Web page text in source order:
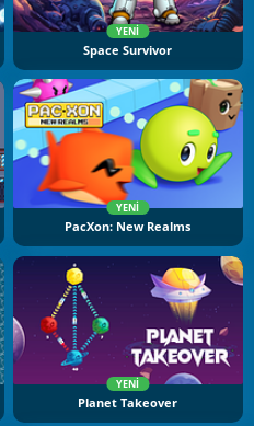
YENI
Space Survivor
YENI
PacXon: New Realms
YENI
Planet Takeover